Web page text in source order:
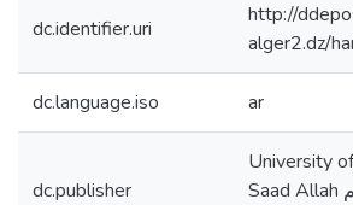
dc.identifier.uri
http://
alger2.dz/
dc.language.iso ar
dc.publisher
University
Saad Allah جامعة الجزائر2 أبو القاسم